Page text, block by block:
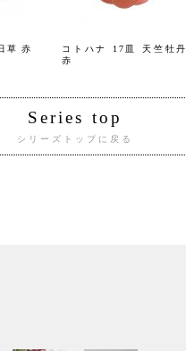
草 赤
コトハナ 17皿 天竺牡丹
赤
Series top
シリーズトップに戻る